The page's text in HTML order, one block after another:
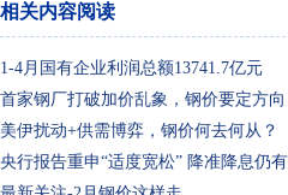
相关内容阅读
1-4月国有企业利润总额13741.7亿元
首家钢厂打破加价乱象，钢价要定方向
美伊扰动+供需博弈，钢价何去何从？
央行报告重申“适度宽松” 降准降息仍